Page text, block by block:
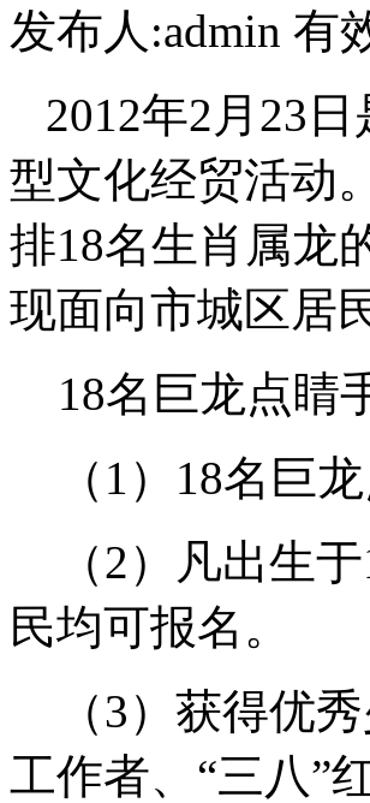
发布人:admin 有
2012年2月23
型文化经贸活动
排18名生肖属龙
现面向市城区居
18名巨龙点睛
（1）18名巨龙
（2）凡出生于
民均可报名。
（3）获得优秀
工作者、“三八”